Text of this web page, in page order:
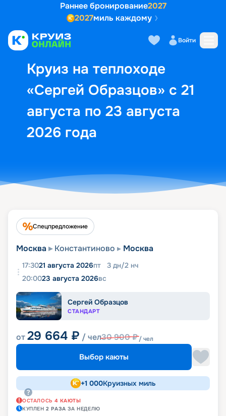
Раннее бронирование2027
2027миль каждому
Войти
Круиз на теплоходе
«Сергей Образцов» с 21
августа по 23 августа
2026 года
Выбор кают Маршрут и
Спецпредложение
Москва Константиново Москва
17:3021 августа 2026пт 3 дн/2 нч
20:0023 августа 2026вс
Сергей Образцов
СТАНДАРТ
от29 664 ₽ / чел30 900₽/ чел
Выбор каюты
+1 000Круизных миль
ОСТАЛОСЬ 4 КАЮТЫ
КУПЛЕН2 РАЗА ЗА НЕДЕЛЮ